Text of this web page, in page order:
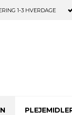
1-3 HVERDAGE